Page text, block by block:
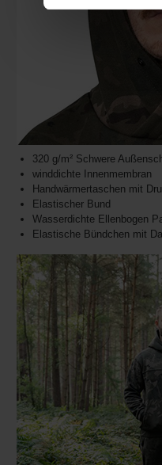
320 g/m² Schwere
winddichte Innenmembran
Handwärmertaschen mit
Elastischer Bund
Wasserdichte Ellenbogen
Elastische Bündchen mit